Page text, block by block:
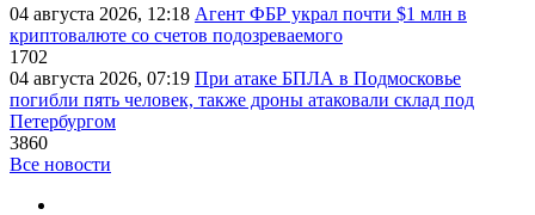
04 августа 2026, 12:18 Агент ФБР украл почти $1 млн в
криптовалюте со счетов подозреваемого
1702
04 августа 2026, 07:19 При атаке БПЛА в Подмосковье
погибли пять человек, также дроны атаковали склад под
Петербургом
3860
Все новости